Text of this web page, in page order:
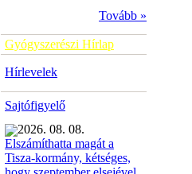
Tovább »
Gyógyszerészi Hírlap
Hírlevelek
Sajtófigyelő
2026. 08. 08.
Elszámíthatta magát a
Tisza-kormány, kétséges,